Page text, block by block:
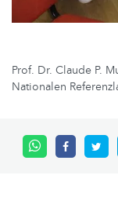
Prof. Dr. Claude P.
Nationalen